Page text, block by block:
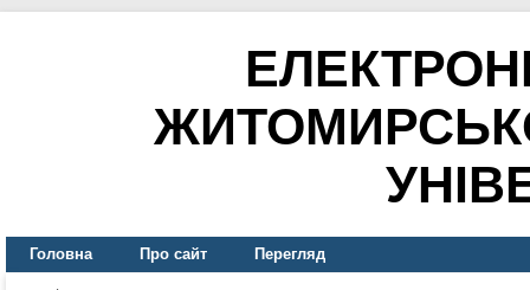
Головна Про сайт Перегляд